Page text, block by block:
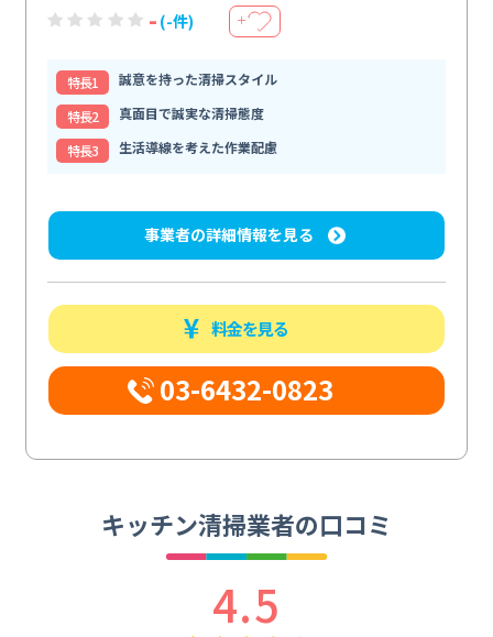
- (-件) ＋
特⻑1
誠意を持った清掃スタイル
特⻑2
真面目で誠実な清掃態度
特⻑3
生活導線を考えた作業配慮
事業者の詳細情報を見る
料金を見る
03-6432-0823
キッチン清掃業者の口コミ
4.5